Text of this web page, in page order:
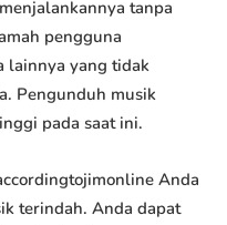
tanpa
pengguna
lainnya yang tidak
Pengunduh musik
pada saat ini.
Anda
terindah. Anda dapat